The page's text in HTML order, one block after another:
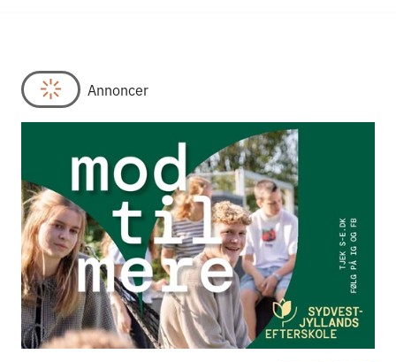
Annoncer